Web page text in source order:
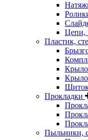
Цепи,
Пластик,
Крыло
Крыло
Прокладки
Пыльники,